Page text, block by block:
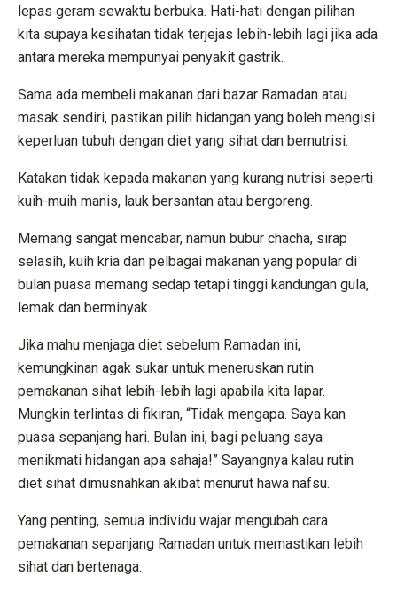
lepas geram sewaktu berbuka. Hati-hati dengan pilihan
kita supaya kesihatan tidak terjejas lebih-lebih lagi jika ada
antara mereka mempunyai penyakit gastrik.
Sama ada membeli makanan dari bazar Ramadan atau
masak sendiri, pastikan pilih hidangan yang boleh mengisi
keperluan tubuh dengan diet yang sihat dan bernutrisi.
Katakan tidak kepada makanan yang kurang nutrisi seperti
kuih-muih manis, lauk bersantan atau bergoreng.
Memang sangat mencabar, namun bubur chacha, sirap
selasih, kuih kria dan pelbagai makanan yang popular di
bulan puasa memang sedap tetapi tinggi kandungan gula,
lemak dan berminyak.
Jika mahu menjaga diet sebelum Ramadan ini,
kemungkinan agak sukar untuk meneruskan rutin
pemakanan sihat lebih-lebih lagi apabila kita lapar.
Mungkin terlintas di fikiran, “Tidak mengapa. Saya kan
puasa sepanjang hari. Bulan ini, bagi peluang saya
menikmati hidangan apa sahaja!” Sayangnya kalau rutin
diet sihat dimusnahkan akibat menurut hawa nafsu.
Yang penting, semua individu wajar mengubah cara
pemakanan sepanjang Ramadan untuk memastikan lebih
sihat dan bertenaga.